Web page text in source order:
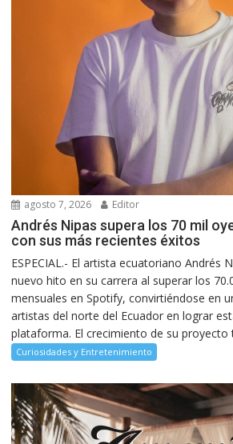
agosto 7, 2026 Editor
Andrés Nipas supera los 70 mil
con sus más recientes éxitos
ESPECIAL.- El artista ecuatoriano Andrés
nuevo hito en su carrera al superar los
mensuales en Spotify, convirtiéndose en
artistas del norte del Ecuador en lograr
plataforma. El crecimiento de su proyecto
Curiosidades y Entretenimiento